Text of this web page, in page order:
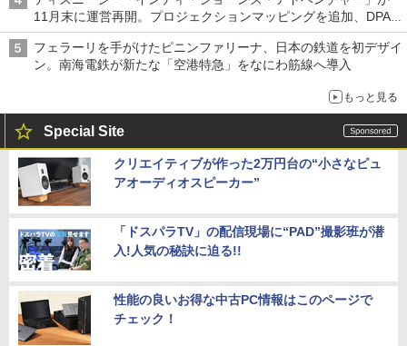
11月末に運営再開。プロジェクションマッピングを追加、DPA
は1500円
フェラーリを手がけたピニンファリーナ、日本の鉄道を初デザイ
ン。南海電鉄が新たな「空港特急」をなにわ筋線へ導入
もっと見る
Special Site
クリエイティブが作った2万円台の“小さなピュ
アオーディオスピーカー”
「ドスパラTV」の配信現場に“PAD”撮影班が潜
入!人気の秘訣に迫る!!
性能の良いお得な中古PC情報はこのページで
チェック！